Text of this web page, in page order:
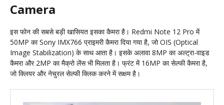
Camera
इस फोन की सबसे बड़ी खासियत इसका कैमरा है। Redmi Note 12 Pro में
50MP का Sony IMX766 प्राइमरी कैमरा दिया गया है, जो OIS (Optical
Image Stabilization) के साथ आता है। इसके अलावा 8MP का अल्ट्रा-वाइड
कैमरा और 2MP का मैक्रो लेंस भी मिलता है। फ्रंट में 16MP का सेल्फी कैमरा है,
जो क्लियर और नेचुरल सेल्फी क्लिक करने में सक्षम है।